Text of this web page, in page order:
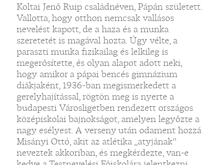
Koltai Jenő Ruip családnéven, Pápán született.
Vallotta, hogy otthon nemcsak vallásos
nevelést kapott, de a haza és a munka
szeretetét is magával hozta. Úgy vélte, a
paraszti munka fizikailag és lelkileg is
megerősítette, és olyan alapot adott neki,
hogy amikor a pápai bencés gimnázium
diákjaként, 1936-ban megismerkedett a
gerelyhajítással, rögtön meg is nyerte a
budapesti Városligetben rendezett országos
középiskolai bajnokságot, amelyen legyőzte a
nagy esélyest. A verseny után odament hozzá
Misányi Ottó, akit az atlétika „atyjának”
neveztek akkoriban, és megkérdezte, van-e